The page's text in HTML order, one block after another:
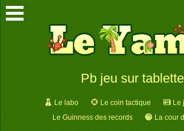
Pb jeu sur tablette
Le labo Le coin tactique
Le
Le Guinness des records
La cour